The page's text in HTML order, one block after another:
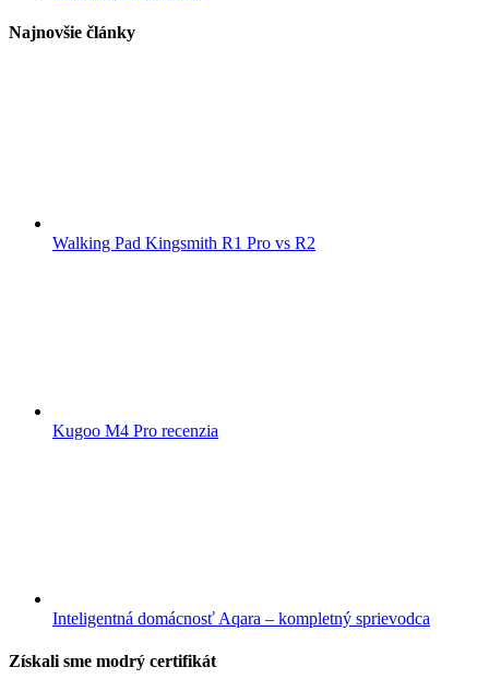
Najnovšie články
Walking Pad Kingsmith R1 Pro vs R2
Kugoo M4 Pro recenzia
Inteligentná domácnosť Aqara – kompletný sprievodca
Získali sme modrý certifikát